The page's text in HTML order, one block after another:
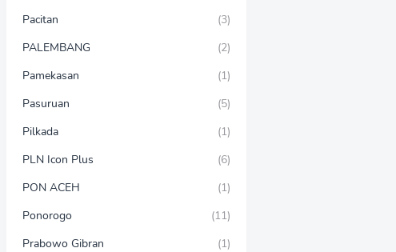
Pacitan
(3)
PALEMBANG
(2)
Pamekasan
(1)
Pasuruan
(5)
Pilkada
(1)
PLN Icon Plus
(6)
PON ACEH
(1)
Ponorogo
(11)
Prabowo Gibran
(1)